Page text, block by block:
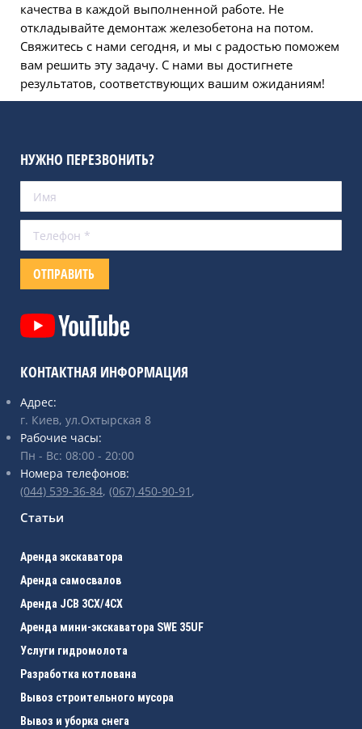
качества в каждой выполненной работе. Не
откладывайте демонтаж железобетона на потом.
Свяжитесь с нами сегодня, и мы с радостью поможем
вам решить эту задачу. С нами вы достигнете
результатов, соответствующих вашим ожиданиям!
НУЖНО ПЕРЕЗВОНИТЬ?
КОНТАКТНАЯ ИНФОРМАЦИЯ
Адрес:
г. Киев, ул.Охтырская 8
Рабочие часы:
Пн - Вс: 08:00 - 20:00
Номера телефонов:
(044) 539-36-84, (067) ‎450-90-91 ,
Статьи
Аренда экскаватора
Аренда самосвалов
Аренда JCB 3CХ/4CX
Аренда мини-экскаватора SWE 35UF
Услуги гидромолота
Разработка котлована
Вывоз строительного мусора
Вывоз и уборка снега